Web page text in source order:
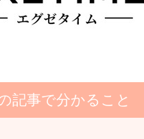
記事で分かること